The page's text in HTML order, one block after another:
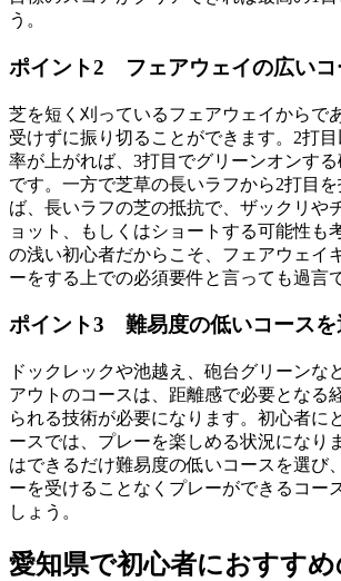
う。
ポイント2 フェアウェイの広いコ
芝を短く刈っているフェアウェイからで
受けずに振り切ることができます。2打
率が上がれば、3打目でグリーンオンす
です。一方で芝草の長いラフから2打目
ば、長いラフの芝の抵抗で、ザックリや
ョット、もしくはショートする可能性も
の浅い初心者だからこそ、フェアウェイ
ーをする上での必須要件と言っても過言
ポイント3 難易度の低いコースを
ドックレックや池越え、砲台グリーンな
アウトのコースは、距離感で必要となる
られる技術が必要になります。初心者に
ースでは、プレーを楽しめる状況になり
はできるだけ難易度の低いコースを選び
ーを受けることなくプレーができるコー
しょう。
愛知県で初心者におすす